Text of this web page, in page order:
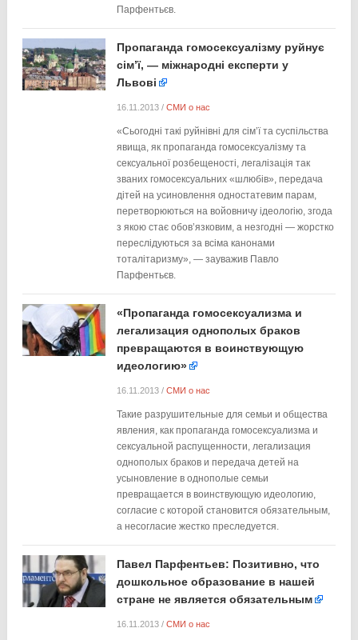
Парфентьєв.
Пропаганда гомосексуалізму руйнує
сім’ї, — міжнародні експерти у
Львові
16.11.2013/ СМИ о нас
«Сьогодні такі руйнівні для сім’ї та суспільства
явища, як пропаганда гомосексуалізму та
сексуальної розбещеності, легалізація так
званих гомосексуальних «шлюбів», передача
дітей на усиновлення одностатевим парам,
перетворюються на войовничу ідеологію, згода
з якою стає обов’язковим, а незгодні — жорстко
переслідуються за всіма канонами
тоталітаризму», — зауважив Павло
Парфентьєв.
«Пропаганда гомосексуализма и
легализация однополых браков
превращаются в воинствующую
идеологию»
16.11.2013/ СМИ о нас
Такие разрушительные для семьи и общества
явления, как пропаганда гомосексуализма и
сексуальной распущенности, легализация
однополых браков и передача детей на
усыновление в однополые семьи
превращается в воинствующую идеологию,
согласие с которой становится обязательным,
а несогласие жестко преследуется.
Павел Парфентьев: Позитивно, что
дошкольное образование в нашей
стране не является обязательным
16.11.2013/ СМИ о нас